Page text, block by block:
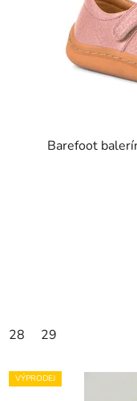
Barefoot
28 29
VÝPRODEJ